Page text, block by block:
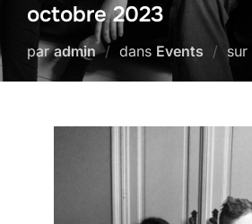
octobre 2023
paradmin dans Events sur